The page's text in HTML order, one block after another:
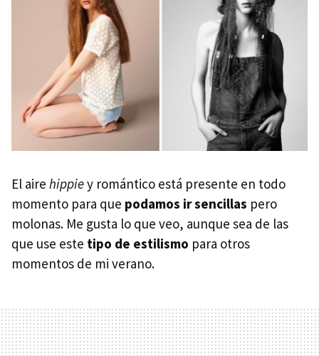
El aire hippiey romántico está presente en todo
momento para que podamos ir sencillas pero
molonas. Me gusta lo que veo, aunque sea de las
que use este tipo de estilismo para otros
momentos de mi verano.